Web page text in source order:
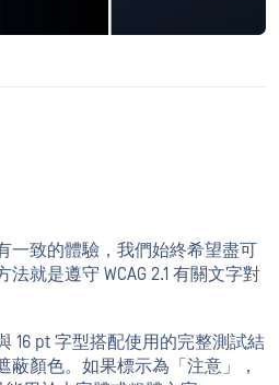
一致的體驗，我們始終希望盡可
就是遵守 WCAG 2.1 有關文字對
16 pt 字型搭配使用的完整測試結
蔽顏色。如果標示為「注意」，